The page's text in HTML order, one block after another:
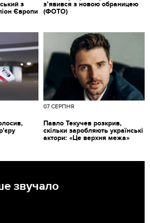
з
Європи
з’явився з новою обраницею
(ФОТО)
07 СЕРПНЯ
Павло Текучев розкрив,
скільки заробляють українські
актори: «Це верхня межа»
звучало